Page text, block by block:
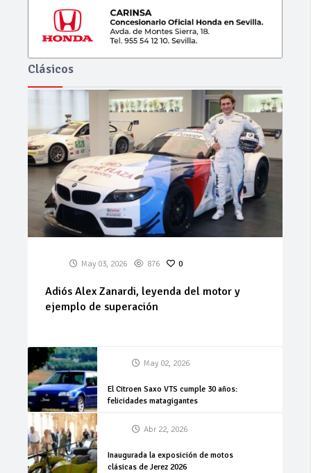
Clásicos
May 03, 2026 876 0
Adiós Alex Zanardi, leyenda del motor y
ejemplo de superación
May 02, 2026
El Citroen Saxo VTS cumple 30 años:
felicidades matagigantes
Abr 22, 2026
Inaugurada la exposición de motos
clásicas de Jerez 2026